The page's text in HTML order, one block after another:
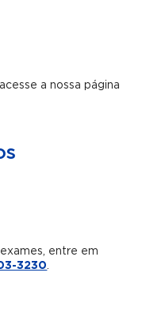
a nossa página
entre em
3230.